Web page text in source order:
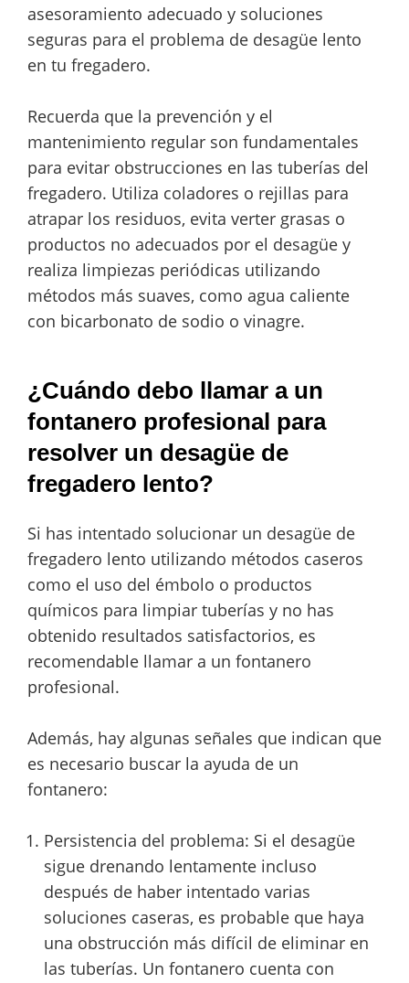
asesoramiento adecuado y soluciones
seguras para el problema de desagüe lento
en tu fregadero.
Recuerda que la prevención y el
mantenimiento regular son fundamentales
para evitar obstrucciones en las tuberías del
fregadero. Utiliza coladores o rejillas para
atrapar los residuos, evita verter grasas o
productos no adecuados por el desagüe y
realiza limpiezas periódicas utilizando
métodos más suaves, como agua caliente
con bicarbonato de sodio o vinagre.
¿Cuándo debo llamar a un
fontanero profesional para
resolver un desagüe de
fregadero lento?
Si has intentado solucionar un desagüe de
fregadero lento utilizando métodos caseros
como el uso del émbolo o productos
químicos para limpiar tuberías y no has
obtenido resultados satisfactorios, es
recomendable llamar a un fontanero
profesional.
Además, hay algunas señales que indican que
es necesario buscar la ayuda de un
fontanero:
Persistencia del problema: Si el desagüe
sigue drenando lentamente incluso
después de haber intentado varias
soluciones caseras, es probable que haya
una obstrucción más difícil de eliminar en
las tuberías. Un fontanero cuenta con